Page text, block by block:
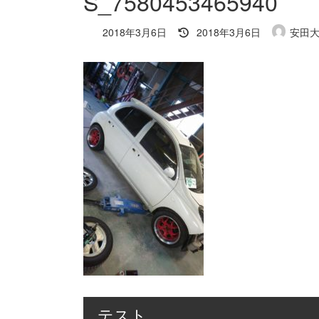
2018年3月6日
最
日
時
:
2018年3月6日 安田
テスト